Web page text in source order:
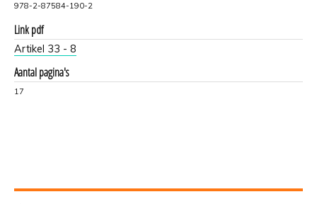
978-2-87584-190-2
Link pdf
Artikel 33 - 8
Aantal pagina's
17